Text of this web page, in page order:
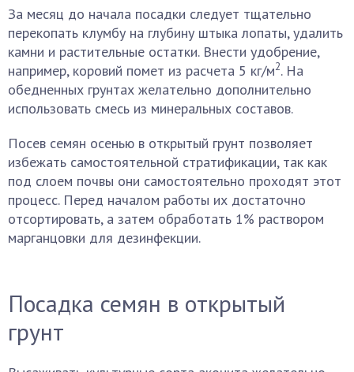
За месяц до начала посадки следует тщательно
перекопать клумбу на глубину штыка лопаты, удалить
камни и растительные остатки. Внести удобрение,
например, коровий помет из расчета 5 кг/м2. На
обедненных грунтах желательно дополнительно
использовать смесь из минеральных составов.
Посев семян осенью в открытый грунт позволяет
избежать самостоятельной стратификации, так как
под слоем почвы они самостоятельно проходят этот
процесс. Перед началом работы их достаточно
отсортировать, а затем обработать 1% раствором
марганцовки для дезинфекции.
Посадка семян в открытый
грунт